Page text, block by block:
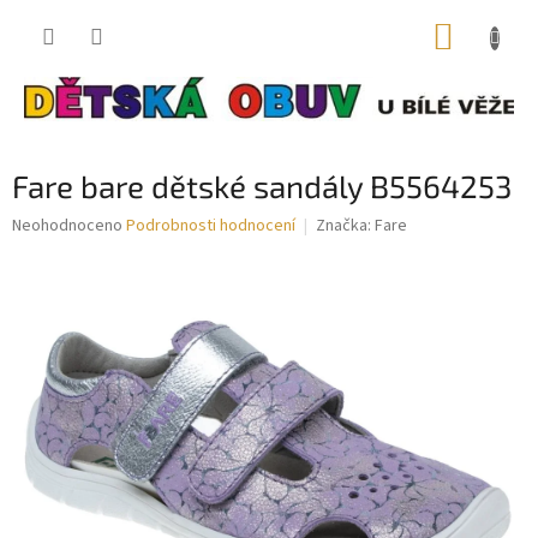
Fare bare dětské sandály B5564253
Průměrné
hvězdiček.
Neohodnoceno Podrobnosti hodnocení Značka: Fare